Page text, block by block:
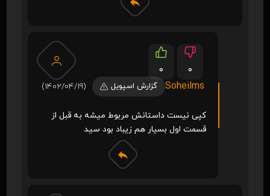
0
0
Soheilms
گزارش اسپویل (1402/04/19)
کپی نیست داستانش مربوط میشه به قبل از
قسمت اول بسیار هم زیباد بود سید